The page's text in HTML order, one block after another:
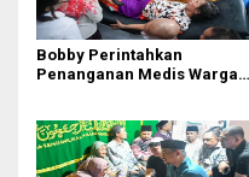
Bobby Perintahkan
Penanganan Medis Warga